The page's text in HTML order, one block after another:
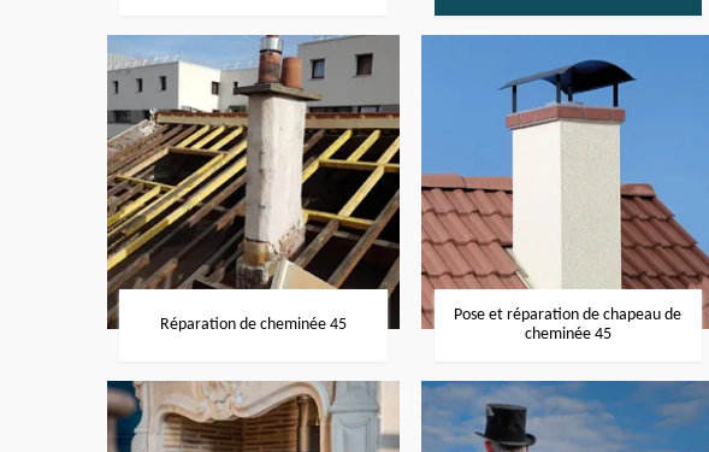
Réparation de cheminée 45
Pose et réparation de chapeau de
cheminée 45